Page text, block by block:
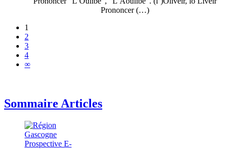
Prononcer (…)
1
2
3
4
∞
Sommaire Articles